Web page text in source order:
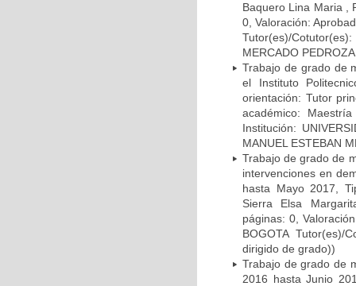
Baquero Lina Maria ,
0, Valoración:
Tutor(es)/
MERCADO
Trabajo de grado de
el Instituto
orientación: Tutor
académico:
Institución:
MANUEL ESTEBAN
Trabajo de grado de
intervenciones en
hasta Mayo 2017,
Sierra Elsa
páginas: 0,
BOGOTA Tutor(es)/
dirigido de grado))
Trabajo de grado de
2016 hasta Junio